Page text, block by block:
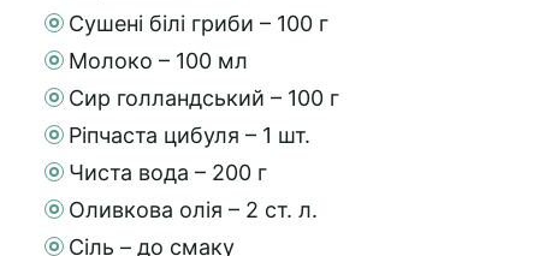
Сушені білі гриби – 100 г
Молоко – 100 мл
Сир голландський – 100 г
Ріпчаста цибуля – 1 шт.
Чиста вода – 200 г
Оливкова олія – 2 ст. л.
Сіль – до смаку